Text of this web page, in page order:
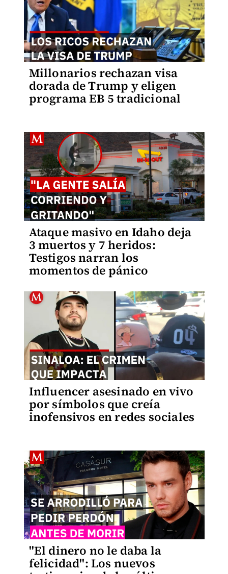
Millonarios rechazan visa
dorada de Trump y eligen
programa EB 5 tradicional
Ataque masivo en Idaho deja
3 muertos y 7 heridos:
Testigos narran los
momentos de pánico
Influencer asesinado en vivo
por símbolos que creía
inofensivos en redes sociales
"El dinero no le daba la
felicidad": Los nuevos